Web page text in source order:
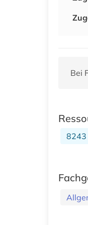
Bei
8243